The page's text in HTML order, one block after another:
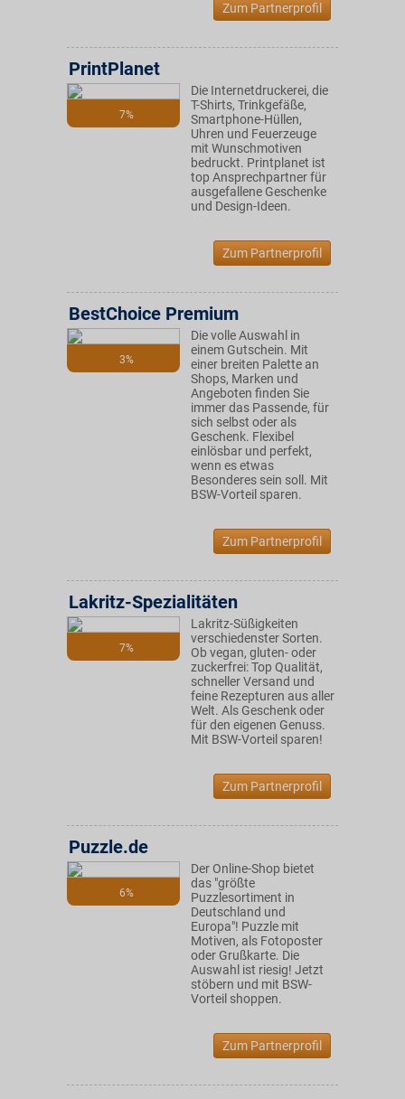
Zum Partnerprofil
7%
PrintPlanet
Die Internetdruckerei, die
T-Shirts, Trinkgefäße,
Smartphone-Hüllen,
Uhren und Feuerzeuge
mit Wunschmotiven
bedruckt. Printplanet ist
top Ansprechpartner für
ausgefallene Geschenke
und Design-Ideen.
Zum Partnerprofil
3%
BestChoice Premium
Die volle Auswahl in
einem Gutschein. Mit
einer breiten Palette an
Shops, Marken und
Angeboten finden Sie
immer das Passende, für
sich selbst oder als
Geschenk. Flexibel
einlösbar und perfekt,
wenn es etwas
Besonderes sein soll. Mit
BSW-Vorteil sparen.
Zum Partnerprofil
7%
Lakritz-Spezialitäten
Lakritz-Süßigkeiten
verschiedenster Sorten.
Ob vegan, gluten- oder
zuckerfrei: Top Qualität,
schneller Versand und
feine Rezepturen aus aller
Welt. Als Geschenk oder
für den eigenen Genuss.
Mit BSW-Vorteil sparen!
Zum Partnerprofil
6%
Puzzle.de
Der Online-Shop bietet
das "größte
Puzzlesortiment in
Deutschland und
Europa"! Puzzle mit
Motiven, als Fotoposter
oder Grußkarte. Die
Auswahl ist riesig! Jetzt
stöbern und mit BSW-
Vorteil shoppen.
Zum Partnerprofil